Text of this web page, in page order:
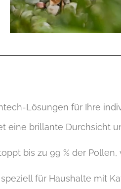
Lösungen für Ihre
eine brillante Durchsicht
bis zu 99 % der
für Haushalte mit